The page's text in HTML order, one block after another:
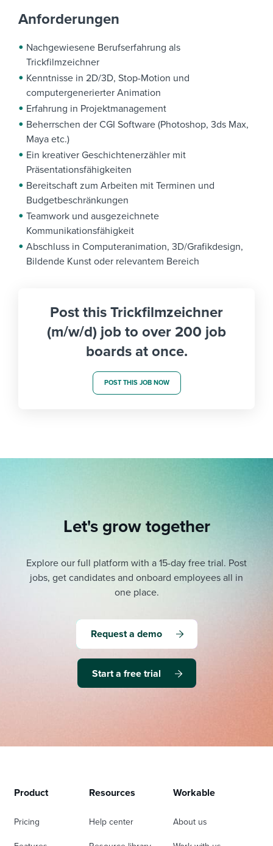
Anforderungen
Nachgewiesene Berufserfahrung als
Trickfilmzeichner
Kenntnisse in 2D/3D, Stop-Motion und
computergenerierter Animation
Erfahrung in Projektmanagement
Beherrschen der CGI Software (Photoshop, 3ds Max,
Maya etc.)
Ein kreativer Geschichtenerzähler mit
Präsentationsfähigkeiten
Bereitschaft zum Arbeiten mit Terminen und
Budgetbeschränkungen
Teamwork und ausgezeichnete
Kommunikationsfähigkeit
Abschluss in Computeranimation, 3D/Grafikdesign,
Bildende Kunst oder relevantem Bereich
Post this Trickfilmzeichner
(m/w/d) job to over 200 job
boards at once.
POST THIS JOB NOW
Let's grow together
Explore our full platform with a 15-day free trial. Post
jobs, get candidates and onboard employees all in
one place.
Request a demo
Start a free trial
Product
Pricing
Resources
Help center
Workable
About us